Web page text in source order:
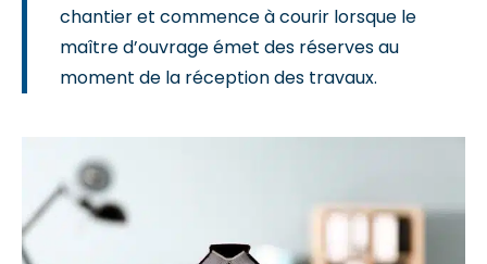
chantier et commence à courir lorsque le
maître d’ouvrage émet des réserves au
moment de la réception des travaux.